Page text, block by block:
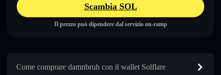
Scambia SOL
Il prezzo può dipendere dal servizio on-ramp
Come comprare damnbruh con il wallet Solflare